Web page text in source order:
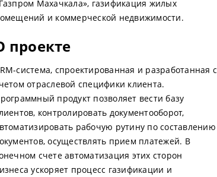
Махачкала», газификация жилых
и коммерческой недвижимости.
проекте
система, спроектированная и разработанная с
отраслевой специфики клиента.
продукт позволяет вести базу
контролировать документооборот,
рабочую рутину по составлению
осуществлять прием платежей. В
счете автоматизация этих сторон
ускоряет процесс газификации и